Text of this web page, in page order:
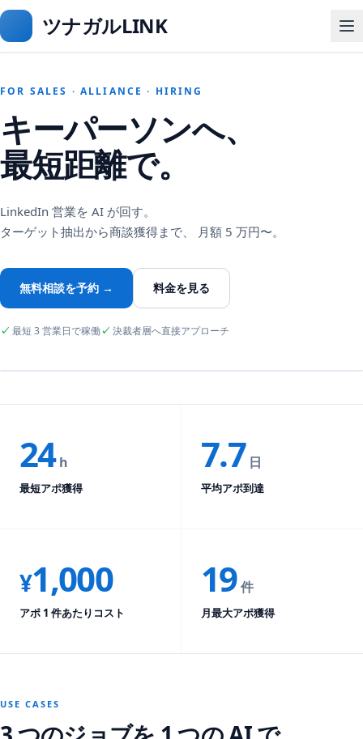
ツナガルLINK
FOR SALES · ALLIANCE · HIRING
キーパーソンへ、
最短距離で。
LinkedIn 営業を AI が回す。
ターゲット抽出から商談獲得まで、 月額 5 万円〜。
無料相談を予約 → 料金を見る
✓ 最短 3 営業日で稼働✓ 決裁者層へ直接アプローチ
21
中村 美咲
24 h
最短アポ獲得
7.7 日
平均アポ到達
¥1,000
アポ 1 件あたりコスト
19件
月最大アポ獲得
USE CASES